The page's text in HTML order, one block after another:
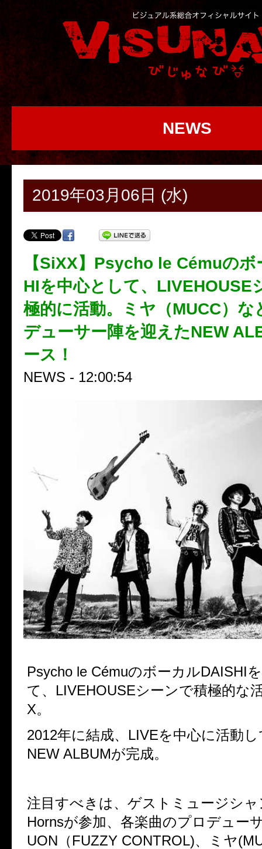
NEWS
2019年03月06日 (水)
【SiXX】Psycho le Cémuの
HIを中心として、LIVEHOUSE
極的に活動。ミヤ（MUCC）な
デューサー陣を迎えたNEW
ース！
NEWS - 12:00:54
Psycho le CémuのボーカルDAISHI
て、 LIVEHOUSEシーンで積極的な
X。
2012年に結成、 LIVEを中心に活動
NEW ALBUMが完成。
注目すべきは、ゲストミュージシ
Hornsが参加、各楽曲のプロデュー
UON （FUZZY CONTROL)、ミヤ